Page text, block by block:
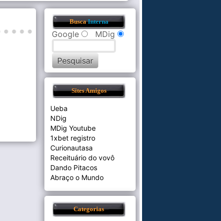
BuscaInterna
Google MDig
Sites Amigos
Ueba
NDig
MDig Youtube
1xbet registro
Curionautasa
Receituário do vovô
Dando Pitacos
Abraço o Mundo
Categorias